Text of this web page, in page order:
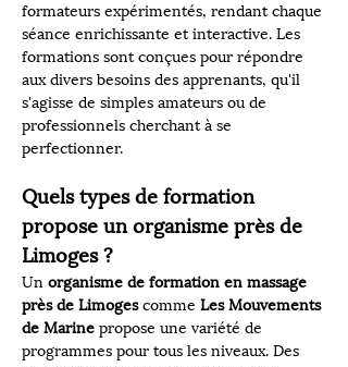
formateurs expérimentés, rendant chaque
séance enrichissante et interactive. Les
formations sont conçues pour répondre
aux divers besoins des apprenants, qu'il
s'agisse de simples amateurs ou de
professionnels cherchant à se
perfectionner.
Quels types de formation
propose un organisme près de
Limoges ?
Un organisme de formation en massage
près de Limoges comme Les Mouvements
de Marine propose une variété de
programmes pour tous les niveaux. Des